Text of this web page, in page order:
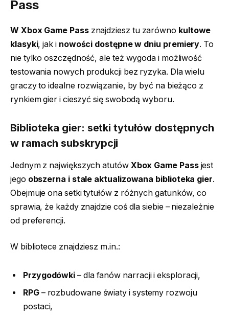
Pass
W Xbox Game Passznajdziesz tu zarówno kultowe
klasyki, jak i nowości dostępne w dniu premiery. To
nie tylko oszczędność, ale też wygoda i możliwość
testowania nowych produkcji bez ryzyka. Dla wielu
graczy to idealne rozwiązanie, by być na bieżąco z
rynkiem gier i cieszyć się swobodą wyboru.
Biblioteka gier: setki tytułów dostępnych
w ramach subskrypcji
Jednym z największych atutów Xbox Game Passjest
jego obszerna i stale aktualizowana biblioteka gier.
Obejmuje ona setki tytułów z różnych gatunków, co
sprawia, że każdy znajdzie coś dla siebie – niezależnie
od preferencji.
W bibliotece znajdziesz m.in.:
Przygodówki – dla fanów narracji i eksploracji,
RPG– rozbudowane światy i systemy rozwoju
postaci,